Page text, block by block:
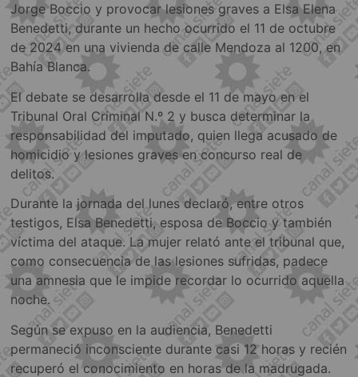
Jorge Boccio y provocar lesiones graves a Elsa Elena
Benedetti, durante un hecho ocurrido el 11 de octubre
de 2024 en una vivienda de calle Mendoza al 1200, en
Bahía Blanca.
El debate se desarrolla desde el 11 de mayo en el
Tribunal Oral Criminal N.º 2 y busca determinar la
responsabilidad del imputado, quien llega acusado de
homicidio y lesiones graves en concurso real de
delitos.
Durante la jornada del lunes declaró, entre otros
testigos, Elsa Benedetti, esposa de Boccio y también
víctima del ataque. La mujer relató ante el tribunal que,
como consecuencia de las lesiones sufridas, padece
una amnesia que le impide recordar lo ocurrido aquella
noche.
Según se expuso en la audiencia, Benedetti
permaneció inconsciente durante casi 12 horas y recién
recuperó el conocimiento en horas de la madrugada.